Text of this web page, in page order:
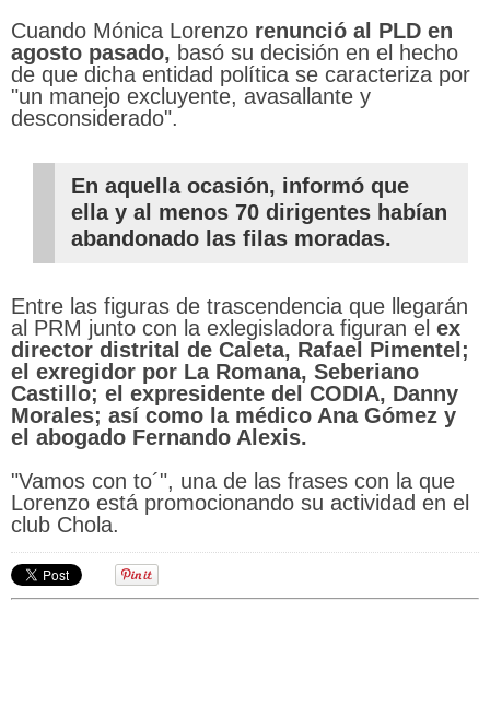
Cuando Mónica Lorenzo renunció al PLD en
agosto pasado, basó su decisión en el hecho
de que dicha entidad política se caracteriza por
"un manejo excluyente, avasallante y
desconsiderado".
En aquella ocasión, informó que
ella y al menos 70 dirigentes habían
abandonado las filas moradas.
Entre las figuras de trascendencia que llegarán
al PRM junto con la exlegisladora figuran el ex
director distrital de Caleta, Rafael Pimentel;
el exregidor por La Romana, Seberiano
Castillo; el expresidente del CODIA, Danny
Morales; así como la médico Ana Gómez y
el abogado Fernando Alexis.
"Vamos con to´", una de las frases con la que
Lorenzo está promocionando su actividad en el
club Chola.